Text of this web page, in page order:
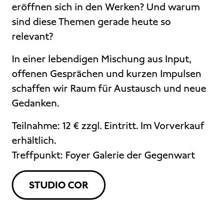
eröffnen sich in den Werken? Und warum
sind diese Themen gerade heute so
relevant?
In einer lebendigen Mischung aus Input,
offenen Gesprächen und kurzen Impulsen
schaffen wir Raum für Austausch und neue
Gedanken.
Teilnahme: 12 € zzgl. Eintritt. Im Vorverkauf
erhältlich.
Treffpunkt: Foyer Galerie der Gegenwart
STUDIO COR